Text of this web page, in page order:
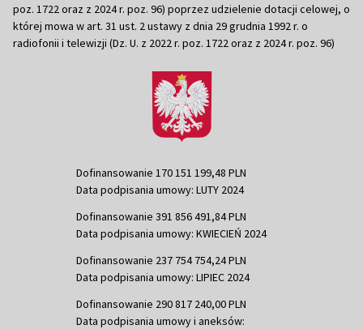
poz. 1722 oraz z 2024 r. poz. 96) poprzez udzielenie dotacji celowej, o
której mowa w art. 31 ust. 2 ustawy z dnia 29 grudnia 1992 r. o
radiofonii i telewizji (Dz. U. z 2022 r. poz. 1722 oraz z 2024 r. poz. 96)
Dofinansowanie 170 151 199,48 PLN
Data podpisania umowy: LUTY 2024
Dofinansowanie 391 856 491,84 PLN
Data podpisania umowy: KWIECIEŃ 2024
Dofinansowanie 237 754 754,24 PLN
Data podpisania umowy: LIPIEC 2024
Dofinansowanie 290 817 240,00 PLN
Data podpisania umowy i aneksów: